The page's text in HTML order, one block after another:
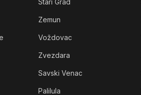
Vračar
Stari Grad
Zemun
Voždovac
Zvezdara